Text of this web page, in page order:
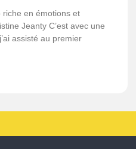
riche en émotions et
Jeanty C’est avec une
assisté au premier